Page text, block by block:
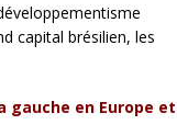
capital brésilien, les
gauche en Europe et